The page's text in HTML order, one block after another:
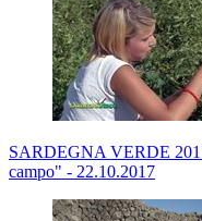
SARDEGNA VERDE
campo" - 22.10.2017